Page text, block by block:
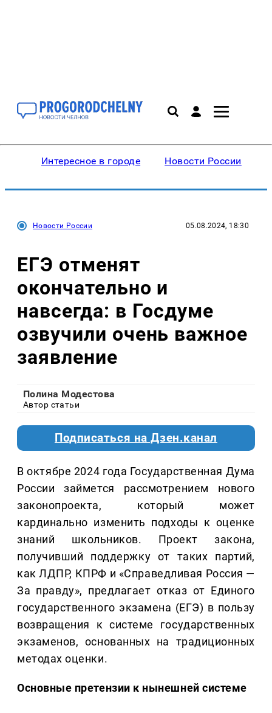
Интересное в городе Новости России
Новости России 05.08.2024, 18:30
ЕГЭ отменят
окончательно и
навсегда: в Госдуме
озвучили очень важное
заявление
Полина Модестова
Автор статьи
Подписаться на Дзен.канал
В октябре 2024 года Государственная Дума
России займется рассмотрением нового
законопроекта, который может
кардинально изменить подходы к оценке
знаний школьников. Проект закона,
получивший поддержку от таких партий,
как ЛДПР, КПРФ и «Справедливая Россия —
За правду», предлагает отказ от Единого
государственного экзамена (ЕГЭ) в пользу
возвращения к системе государственных
экзаменов, основанных на традиционных
методах оценки.
Основные претензии к нынешней системе